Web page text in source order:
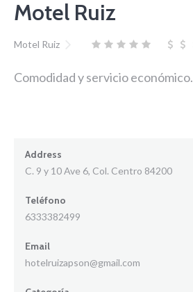
Motel Ruiz
Motel Ruiz
Comodidad y servicio económico.
Address
C. 9 y 10 Ave 6, Col. Centro 84200
Teléfono
6333382499
Email
hotelruizapson@gmail.com